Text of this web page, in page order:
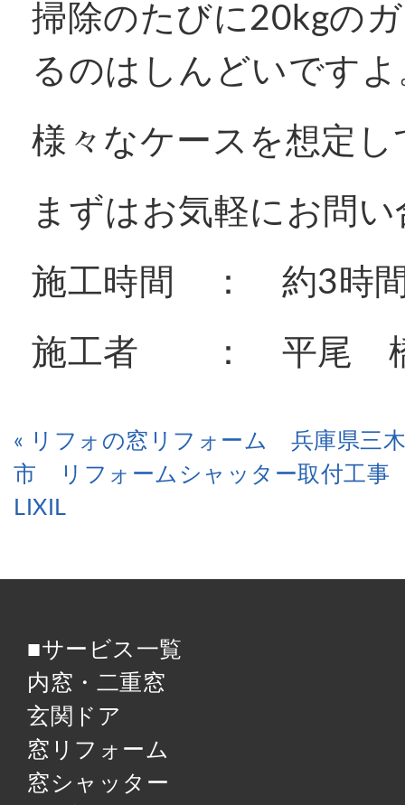
掃除のたびに20kgの
るのはしんどいですよ
様々なケースを想定
まずはお気軽にお問
施工時間 ： 約3時
施工者 ： 平尾
« リフォの窓リフォーム 兵庫県三木
市 リフォームシャッター取付工
LIXIL
■サービス一覧
内窓・二重窓
玄関ドア
窓リフォーム
窓シャッター